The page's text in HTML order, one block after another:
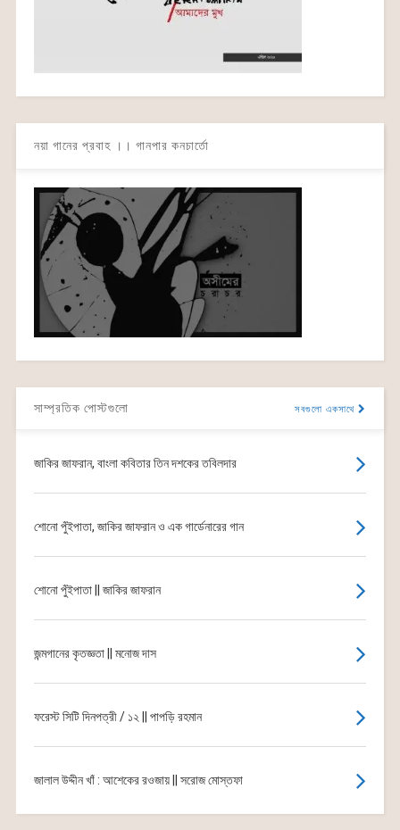
নয়া গানের প্রবাহ ।। গানপার কনচার্তো
সাম্প্রতিক পোস্টগুলো সবগুলো একসাথে
জাকির জাফরান, বাংলা কবিতার তিন দশকের তবিলদার
শোনো পুঁইপাতা, জাকির জাফরান ও এক গার্ডেনারের গান
শোনো পুঁইপাতা || জাকির জাফরান
জন্মগানের কৃতজ্ঞতা || মনোজ দাস
ফরেস্ট সিটি দিনপত্রী / ১২ || পাপড়ি রহমান
জালাল উদ্দীন খাঁ : আশেকের রওজায় || সরোজ মোস্তফা